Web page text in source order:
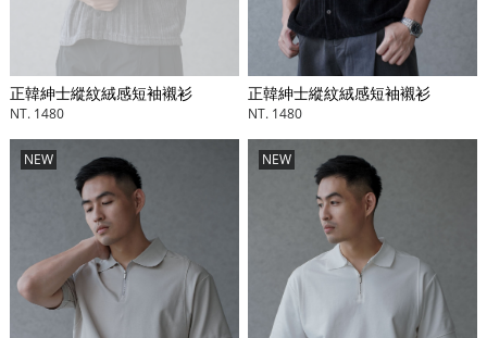
正韓紳士縱紋絨感短袖襯衫
NT. 1480
正韓紳士縱紋絨感短袖襯衫
NT. 1480
NEW NEW